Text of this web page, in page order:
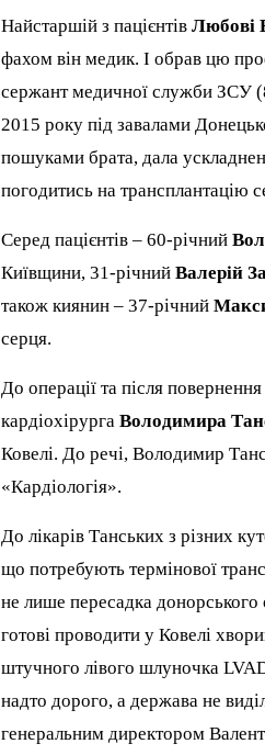
Найстаршій з пацієнтівЛюбові
фахом він медик. І обрав цю
сержант медичної служби ЗСУ
2015 року під завалами
пошуками брата, дала
погодитись на трансплантацію
Серед пацієнтів – 60-річний
Київщини, 31-річний Валерій
також киянин – 37-річний
серця.
До операції та після
кардіохірурга Володимира
Ковелі. До речі, Володимир
«Кардіологія».
До лікарів Танських з різних
що потребують термінової
не лише пересадка донорського
готові проводити у Ковелі
штучного лівого шлуночка
надто дорого, а держава не
генеральним директором